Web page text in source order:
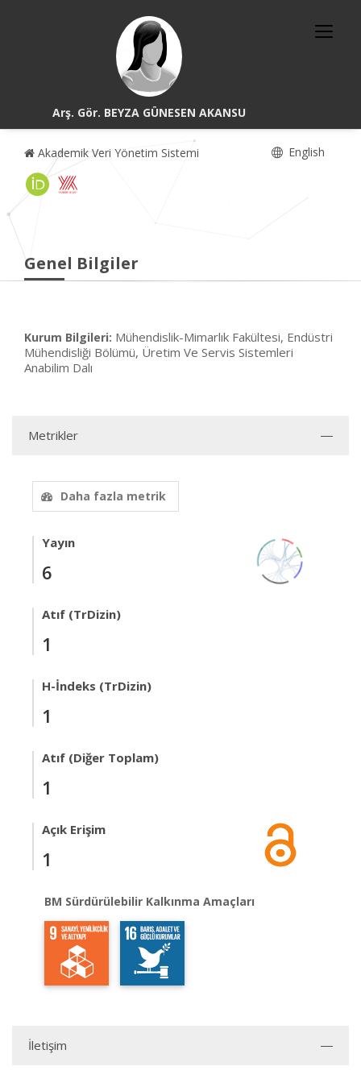
Arş. Gör. BEYZA GÜNESEN AKANSU
Akademik Veri Yönetim Sistemi English
Genel Bilgiler
Kurum Bilgileri: Mühendislik-Mimarlık Fakültesi, Endüstri
Mühendisliği Bölümü, Üretim Ve Servis Sistemleri
Anabilim Dalı
Metrikler
Daha fazla metrik
Yayın
6
Atıf (TrDizin)
1
H-İndeks (TrDizin)
1
Atıf (Diğer Toplam)
1
Açık Erişim
1
BM Sürdürülebilir Kalkınma Amaçları
İletişim